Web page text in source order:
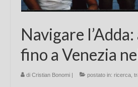
Navigare
fino a Venezia
di Cristian Bonomi | postato in: ricerca